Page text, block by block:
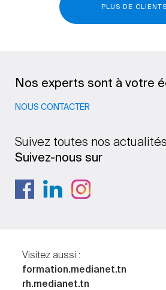
PLUS DE CLIENTS
Nos experts sont à votre
NOUS CONTACTER
Suivez toutes nos
Suivez-nous sur
Visitez aussi :
formation.medianet.tn
rh.medianet.tn